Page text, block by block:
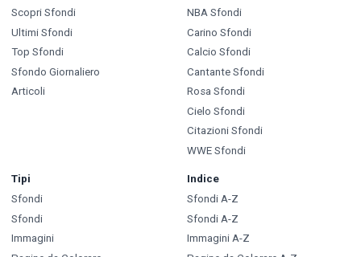
Scopri Sfondi
Ultimi Sfondi
Top Sfondi
Sfondo Giornaliero
Articoli
NBA Sfondi
Carino Sfondi
Calcio Sfondi
Cantante Sfondi
Rosa Sfondi
Cielo Sfondi
Citazioni Sfondi
WWE Sfondi
Tipi
Sfondi
Sfondi
Immagini
Indice
Sfondi A-Z
Sfondi A-Z
Immagini A-Z